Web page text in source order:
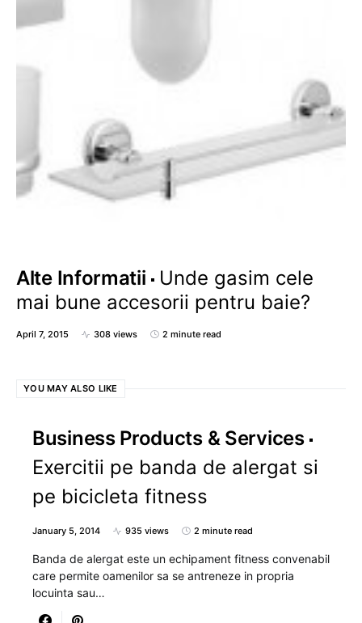
Alte Informatii
Unde gasim cele
mai bune accesorii pentru baie?
April 7, 2015 308 views 2 minute read
YOU MAY ALSO LIKE
Business Products & Services
Exercitii pe banda de alergat si
pe bicicleta fitness
January 5, 2014 935 views 2 minute read
Banda de alergat este un echipament fitness convenabil
care permite oamenilor sa se antreneze in propria
locuinta sau…